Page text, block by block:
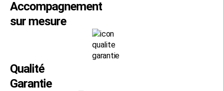
Accompagnement
sur mesure
Qualité
Garantie